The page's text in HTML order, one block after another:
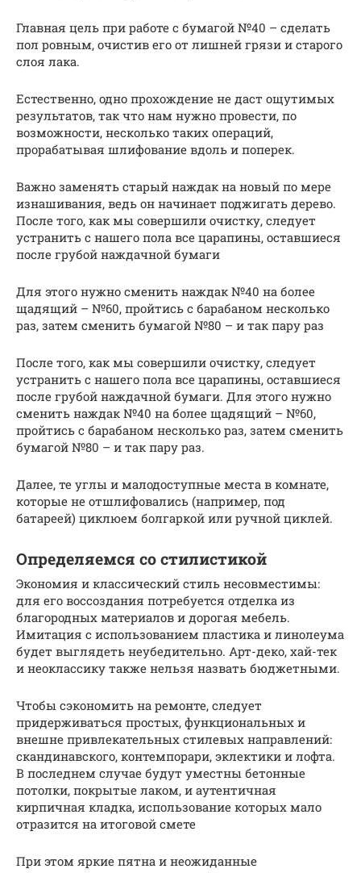
Главная цель при работе с бумагой №40 – сделать
пол ровным, очистив его от лишней грязи и старого
слоя лака.
Естественно, одно прохождение не даст ощутимых
результатов, так что нам нужно провести, по
возможности, несколько таких операций,
прорабатывая шлифование вдоль и поперек.
Важно заменять старый наждак на новый по мере
изнашивания, ведь он начинает поджигать дерево.
После того, как мы совершили очистку, следует
устранить с нашего пола все царапины, оставшиеся
после грубой наждачной бумаги
Для этого нужно сменить наждак №40 на более
щадящий – №60, пройтись с барабаном несколько
раз, затем сменить бумагой №80 – и так пару раз
После того, как мы совершили очистку, следует
устранить с нашего пола все царапины, оставшиеся
после грубой наждачной бумаги. Для этого нужно
сменить наждак №40 на более щадящий – №60,
пройтись с барабаном несколько раз, затем сменить
бумагой №80 – и так пару раз.
Далее, те углы и малодоступные места в комнате,
которые не отшлифовались (например, под
батареей) циклюем болгаркой или ручной циклей.
Определяемся со стилистикой
Экономия и классический стиль несовместимы:
для его воссоздания потребуется отделка из
благородных материалов и дорогая мебель.
Имитация с использованием пластика и линолеума
будет выглядеть неубедительно. Арт-деко, хай-тек
и неоклассику также нельзя назвать бюджетными.
Чтобы сэкономить на ремонте, следует
придерживаться простых, функциональных и
внешне привлекательных стилевых направлений:
скандинавского, контемпорари, эклектики и лофта.
В последнем случае будут уместны бетонные
потолки, покрытые лаком, и аутентичная
кирпичная кладка, использование которых мало
отразится на итоговой смете
При этом яркие пятна и неожиданные